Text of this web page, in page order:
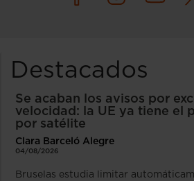
Destacados
Se acaban los avisos por
velocidad: la UE ya tiene el
por satélite
Clara Barceló Alegre
04/08/2026
Bruselas estudia limitar